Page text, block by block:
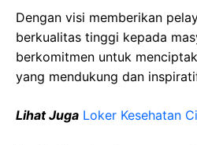
Dengan visi memberikan
berkualitas tinggi kepada
berkomitmen untuk
yang mendukung dan
Lihat Juga Loker Kesehatan